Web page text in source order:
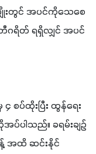
းတွင် အပင်ကိုသေစေ
တီဂရိတ် ရရှိလျှင် အပင်
စပ်ထိုးပြီး ထွန်ရေး
ပါသည်။ ခရမ်းချဉ်
အထိ ဆင်းနိုင်